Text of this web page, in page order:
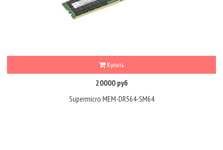
Купить
20000 руб
Supermicro MEM-DR564-SM64